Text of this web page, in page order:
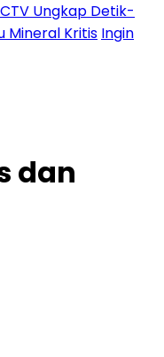
Ungkap Detik-
Mineral Kritis Ingin
dan